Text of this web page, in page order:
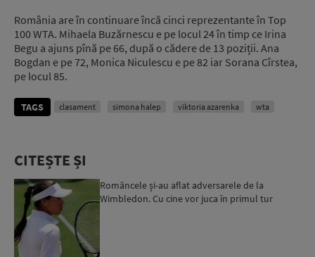
România are în continuare încă cinci reprezentante în Top
100 WTA. Mihaela Buzărnescu e pe locul 24 în timp ce Irina
Begu a ajuns pînă pe 66, după o cădere de 13 poziții. Ana
Bogdan e pe 72, Monica Niculescu e pe 82 iar Sorana Cîrstea,
pe locul 85.
TAGS clasament simona halep viktoria azarenka wta
CITEȘTE ȘI
Româncele și-au aflat adversarele de la
Wimbledon. Cu cine vor juca în primul tur